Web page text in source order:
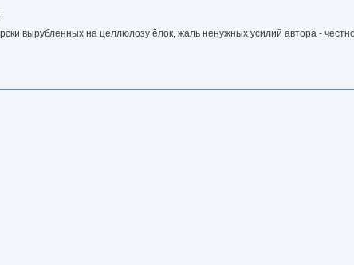
вырубленных на целлюлозу ёлок, жаль ненужных усилий автора -